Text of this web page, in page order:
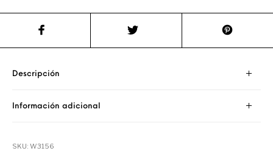
Descripción
Información adicional
SKU:W3156